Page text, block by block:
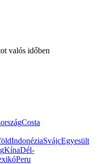
valós időben
Costa
IndonéziaSvájcEgyesült
KínaDél-
Peru